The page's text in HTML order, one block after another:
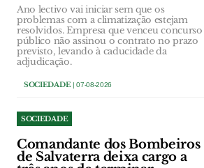
Ano lectivo vai iniciar sem que os
problemas com a climatização estejam
resolvidos. Empresa que venceu concurso
público não assinou o contrato no prazo
previsto, levando à caducidade da
adjudicação.
SOCIEDADE| 07-08-2026
SOCIEDADE
Comandante dos Bombeiros
de Salvaterra deixa cargo a